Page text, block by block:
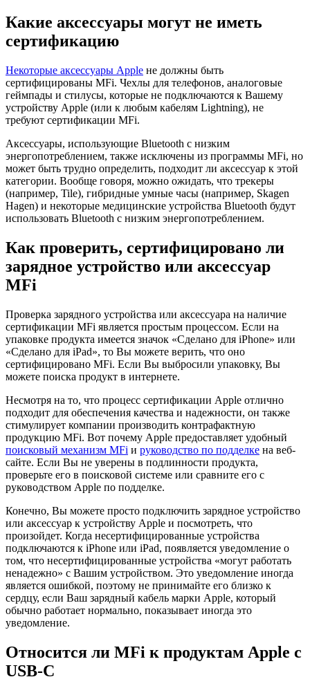
Какие аксессуары могут не иметь
сертификацию
Некоторые аксессуары Apple не должны быть
сертифицированы MFi. Чехлы для телефонов, аналоговые
геймпады и стилусы, которые не подключаются к Вашему
устройству Apple (или к любым кабелям Lightning), не
требуют сертификации MFi.
Аксессуары, использующие Bluetooth с низким
энергопотреблением, также исключены из программы MFi, но
может быть трудно определить, подходит ли аксессуар к этой
категории. Вообще говоря, можно ожидать, что трекеры
(например, Tile), гибридные умные часы (например, Skagen
Hagen) и некоторые медицинские устройства Bluetooth будут
использовать Bluetooth с низким энергопотреблением.
Как проверить, сертифицировано ли
зарядное устройство или аксессуар
MFi
Проверка зарядного устройства или аксессуара на наличие
сертификации MFi является простым процессом. Если на
упаковке продукта имеется значок «Сделано для iPhone» или
«Сделано для iPad», то Вы можете верить, что оно
сертифицировано MFi. Если Вы выбросили упаковку, Вы
можете поиска продукт в интернете.
Несмотря на то, что процесс сертификации Apple отлично
подходит для обеспечения качества и надежности, он также
стимулирует компании производить контрафактную
продукцию MFi. Вот почему Apple предоставляет удобный
поисковый механизм MFi и руководство по подделке на веб-
сайте. Если Вы не уверены в подлинности продукта,
проверьте его в поисковой системе или сравните его с
руководством Apple по подделке.
Конечно, Вы можете просто подключить зарядное устройство
или аксессуар к устройству Apple и посмотреть, что
произойдет. Когда несертифицированные устройства
подключаются к iPhone или iPad, появляется уведомление о
том, что несертифицированные устройства «могут работать
ненадежно» с Вашим устройством. Это уведомление иногда
является ошибкой, поэтому не принимайте его близко к
сердцу, если Ваш зарядный кабель марки Apple, который
обычно работает нормально, показывает иногда это
уведомление.
Относится ли MFi к продуктам Apple с
USB-C